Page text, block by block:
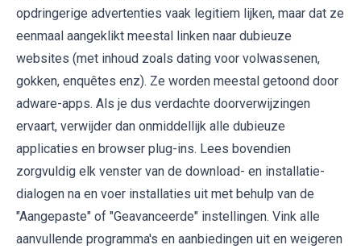
opdringerige advertenties vaak legitiem lijken, maar dat ze
eenmaal aangeklikt meestal linken naar dubieuze
websites (met inhoud zoals dating voor volwassenen,
gokken, enquêtes enz). Ze worden meestal getoond door
adware-apps. Als je dus verdachte doorverwijzingen
ervaart, verwijder dan onmiddellijk alle dubieuze
applicaties en browser plug-ins. Lees bovendien
zorgvuldig elk venster van de download- en installatie-
dialogen na en voer installaties uit met behulp van de
"Aangepaste" of "Geavanceerde" instellingen. Vink alle
aanvullende programma's en aanbiedingen uit en weigeren